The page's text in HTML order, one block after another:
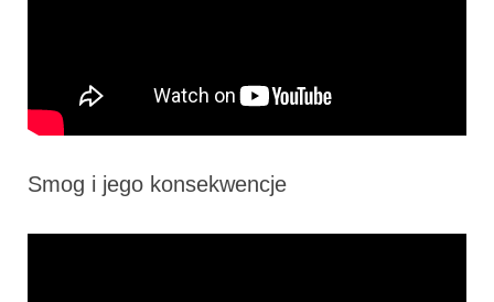
Smog i jego konsekwencje